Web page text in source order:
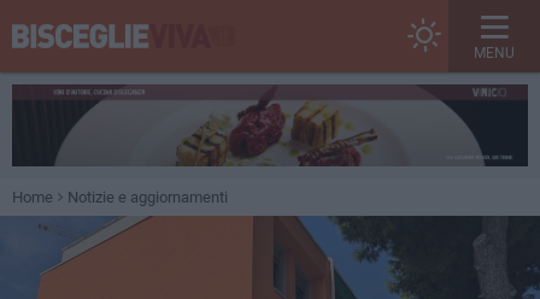
MENU
Home Notizie e aggiornamenti